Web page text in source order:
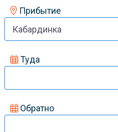
Прибытие
Туда
Обратно